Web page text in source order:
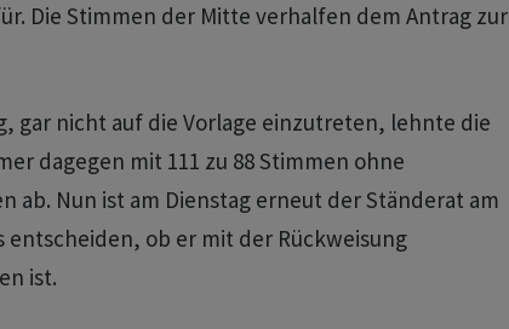
Die Stimmen der Mitte verhalfen dem Antrag zur
gar nicht auf die Vorlage einzutreten, lehnte die
dagegen mit 111 zu 88 Stimmen ohne
ab. Nun ist am Dienstag erneut der Ständerat am
entscheiden, ob er mit der Rückweisung
ist.